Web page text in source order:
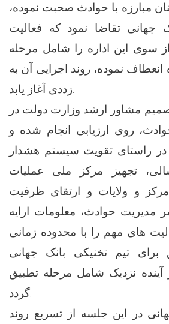
مبارزه با حوادث صحبت نموده،
جهانی تقاضا نمود که فعالیت
سوی این اداره را شامل مرحله
نموده، روند اجرایی آن به
زددی آغاز یابد.
صمیم مشاور ارشد وزارت دولت در
روی ارزیابی انجام شده و
راستای تقویت سیستم هشدار
تجهیز مرکز ملی عملیات
و ولایات و ارتقای ظرفیت
مدیریت حوادث، معلومات ارایه
های مهم را با محدوده زمانی
تیم تخنیکی بانک جهانی
آینده نزدیک شامل مرحله تطبیق
گردد.
در این جلسه از تسریع روند